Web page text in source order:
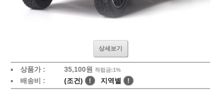
상세보기
상품가 : 35,100원 적립금:1%
배송비 : (조건) ! 지역별 !